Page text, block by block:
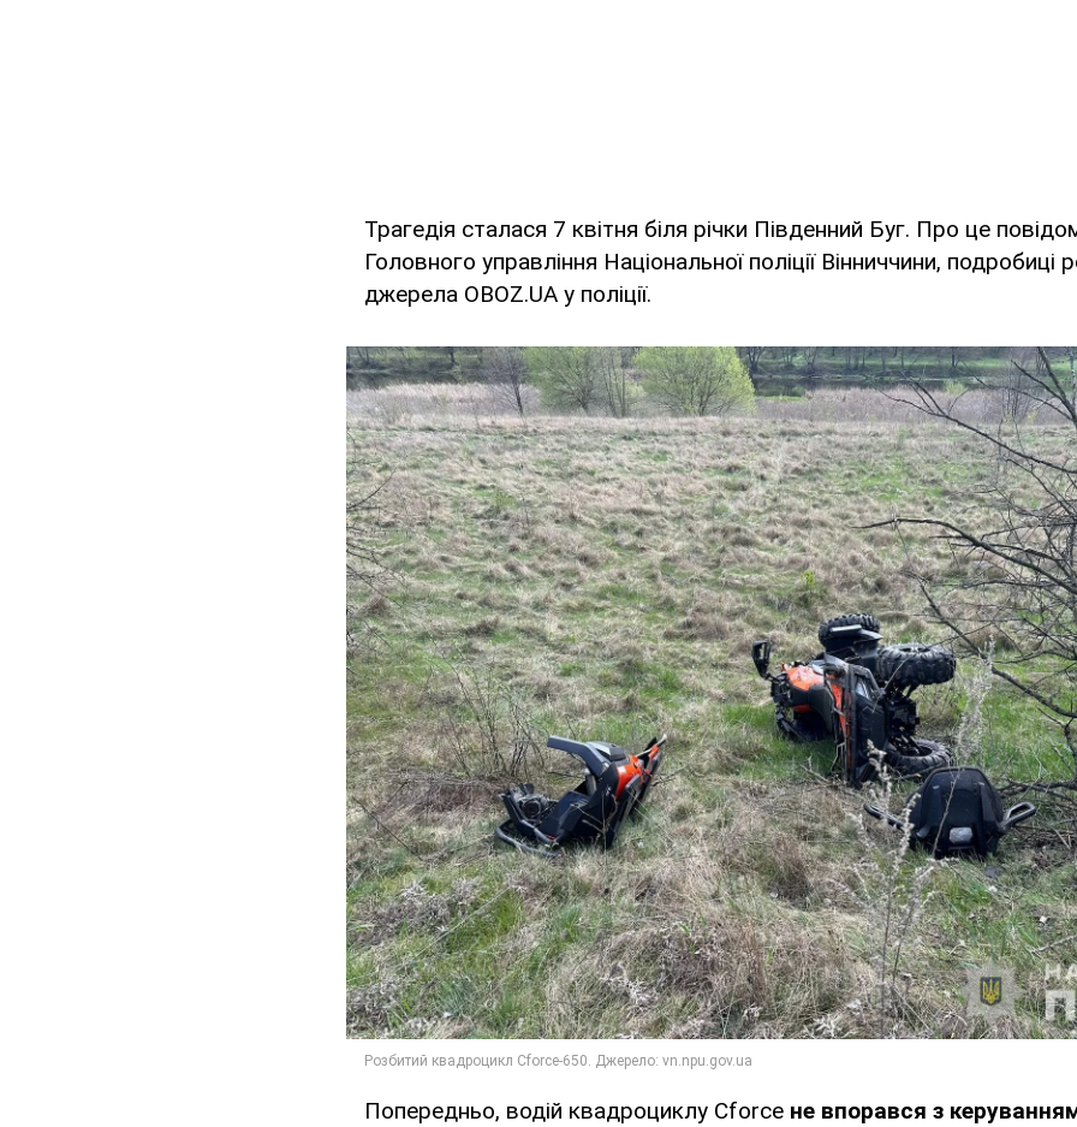
Трагедія сталася 7 квітня біля річки Південний Буг. Про це
Головного управління Національної поліції Вінниччини, подробиці
джерела OBOZ.UA у поліції.
Попередньо, водій квадроциклу Cforce не впорався з